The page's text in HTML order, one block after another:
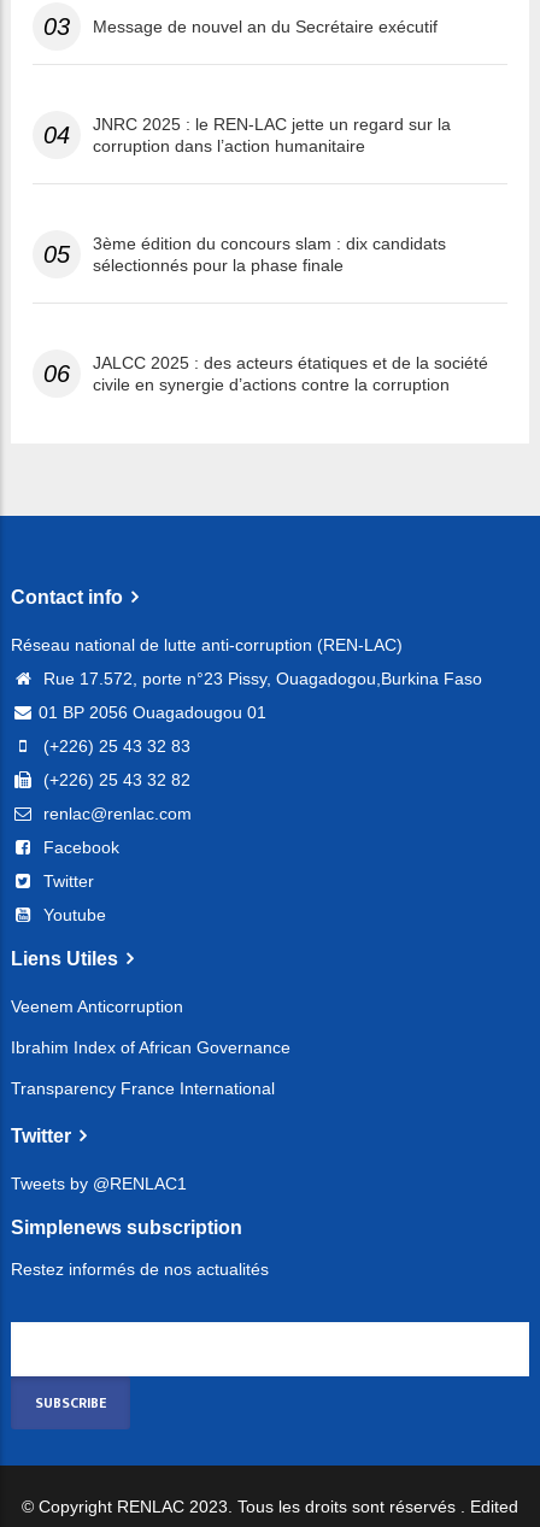
03 Message de nouvel an du Secrétaire exécutif
04
JNRC 2025 : le REN-LAC jette un regard sur la
corruption dans l’action humanitaire
05
3ème édition du concours slam : dix candidats
sélectionnés pour la phase finale
06
JALCC 2025 : des acteurs étatiques et de la société
civile en synergie d’actions contre la corruption
Contact info
Réseau national de lutte anti-corruption (REN-LAC)
Rue 17.572, porte n°23 Pissy, Ouagadogou,Burkina Faso
01 BP 2056 Ouagadougou 01
(+226) 25 43 32 83
(+226) 25 43 32 82
renlac@renlac.com
Facebook
Twitter
Youtube
Liens Utiles
Veenem Anticorruption
Ibrahim Index of African Governance
Transparency France International
Twitter
Tweets by @RENLAC1
Simplenews subscription
Restez informés de nos actualités
© Copyright RENLAC 2023. Tous les droits sont réservés . Edited